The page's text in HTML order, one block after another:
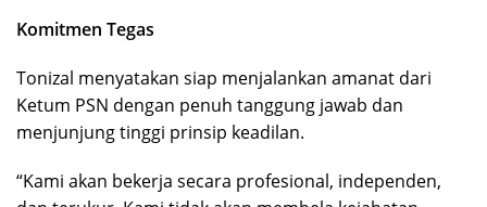
Komitmen Tegas
Tonizal menyatakan siap menjalankan amanat dari
Ketum PSN dengan penuh tanggung jawab dan
menjunjung tinggi prinsip keadilan.
“Kami akan bekerja secara profesional, independen,